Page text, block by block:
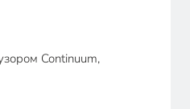
Continuum,